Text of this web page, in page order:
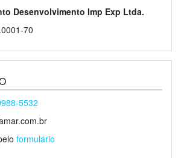
Desenvolvimento Imp Exp Ltda.
70
5532
formulário